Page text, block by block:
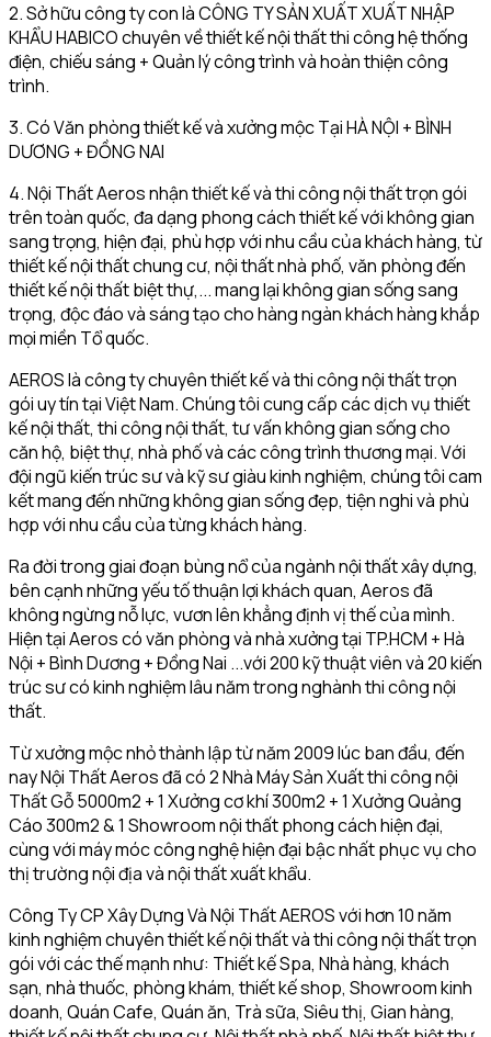
2. Sở hữu công ty con là CÔNG TY SẢN XUẤT XUẤT NHẬP
KHẨU HABICO chuyên về thiết kế nội thất thi công hệ thống
điện, chiếu sáng + Quản lý công trình và hoàn thiện công
trình.
3. Có Văn phòng thiết kế và xưởng mộc Tại HÀ NỘI + BÌNH
DƯƠNG + ĐỒNG NAI
4. Nội Thất Aeros nhận thiết kế và thi công nội thất trọn gói
trên toàn quốc, đa dạng phong cách thiết kế với không gian
sang trọng, hiện đại, phù hợp với nhu cầu của khách hàng, từ
thiết kế nội thất chung cư, nội thất nhà phố, văn phòng đến
thiết kế nội thất biệt thự,... mang lại không gian sống sang
trọng, độc đáo và sáng tạo cho hàng ngàn khách hàng khắp
mọi miền Tổ quốc.
AEROS là công ty chuyên thiết kế và thi công nội thất trọn
gói uy tín tại Việt Nam. Chúng tôi cung cấp các dịch vụ thiết
kế nội thất, thi công nội thất, tư vấn không gian sống cho
căn hộ, biệt thự, nhà phố và các công trình thương mại. Với
đội ngũ kiến trúc sư và kỹ sư giàu kinh nghiệm, chúng tôi cam
kết mang đến những không gian sống đẹp, tiện nghi và phù
hợp với nhu cầu của từng khách hàng.
Ra đời trong giai đoạn bùng nổ của ngành nội thất xây dựng,
bên cạnh những yếu tố thuận lợi khách quan, Aeros đã
không ngừng nỗ lực, vươn lên khẳng định vị thế của mình.
Hiện tại Aeros có văn phòng và nhà xưởng tại TP.HCM + Hà
Nội + Bình Dương + Đồng Nai ...với 200 kỹ thuật viên và 20 kiến
trúc sư có kinh nghiệm lâu năm trong nghành thi công nội
thất.
Từ xưởng mộc nhỏ thành lập từ năm 2009 lúc ban đầu, đến
nay Nội Thất Aeros đã có 2 Nhà Máy Sản Xuất thi công nội
Thất Gỗ 5000m2 + 1 Xưởng cơ khí 300m2 + 1 Xưởng Quảng
Cáo 300m2 & 1 Showroom nội thất phong cách hiện đại,
cùng với máy móc công nghệ hiện đại bậc nhất phục vụ cho
thị trường nội địa và nội thất xuất khẩu.
Công Ty CP Xây Dựng Và Nội Thất AEROS với hơn 10 năm
kinh nghiệm chuyên thiết kế nội thất và thi công nội thất trọn
gói với các thế mạnh như: Thiết kế Spa, Nhà hàng, khách
sạn, nhà thuốc, phòng khám, thiết kế shop, Showroom kinh
doanh, Quán Cafe, Quán ăn, Trà sữa, Siêu thị, Gian hàng,